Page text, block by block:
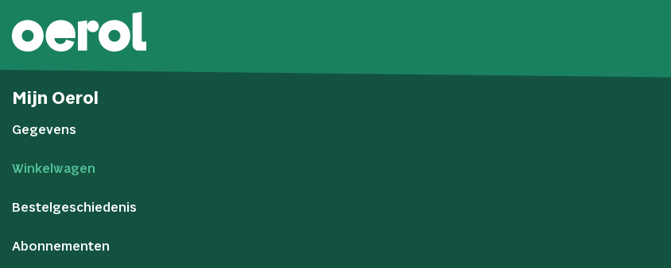
Mijn Oerol
Gegevens
Winkelwagen
Bestelgeschiedenis
Abonnementen